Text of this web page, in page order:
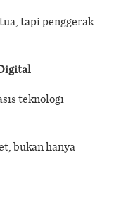
tapi penggerak
teknologi
bukan hanya